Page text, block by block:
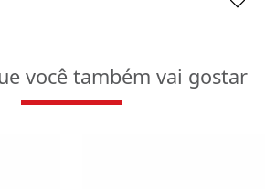
você também vai gostar